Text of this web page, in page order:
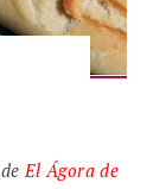
ElÁgora de